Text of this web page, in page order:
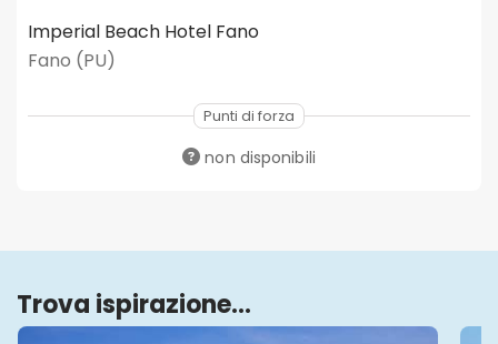
Imperial Beach Hotel Fano
Fano (PU)
Punti di forza
non disponibili
Trova ispirazione...